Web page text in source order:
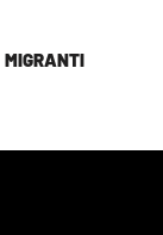
MIGRANTI